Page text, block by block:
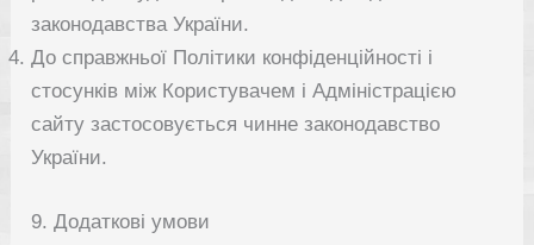
законодавства України.
До справжньої Політики конфіденційності і
стосунків між Користувачем і Адміністрацією
сайту застосовується чинне законодавство
України.
9. Додаткові умови